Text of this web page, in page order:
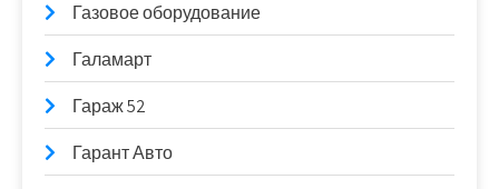
Газовое оборудование
Галамарт
Гараж 52
Гарант Авто